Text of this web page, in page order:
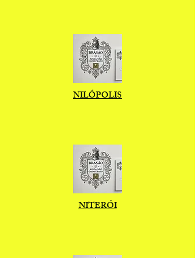
NILÓPOLIS
NITERÓI